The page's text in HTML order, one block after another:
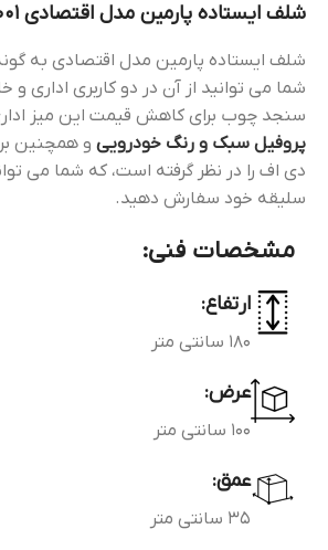
شلف ایستاده پارمین مدل اقتصادی Ed1001
شلف ایستاده پارمین مدل اقتصادی به
شما می توانید از آن در دو کاربری اداری و
سنجد چوب برای کاهش قیمت این میز اداری
پروفیل سبک و رنگ خودرویی و همچنین
دی اف را در نظر گرفته است، که شما می
سلیقه خود سفارش دهید.
مشخصات فنی:
ارتفاع:
180 سانتی متر
عرض:
100 سانتی متر
عمق:
35 سانتی متر